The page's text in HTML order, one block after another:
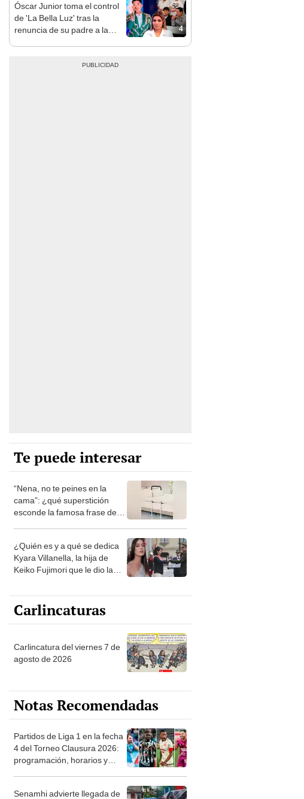
4
Óscar Junior toma el control
de 'La Bella Luz' tras la
renuncia de su padre a la
Te puede interesar
“Nena, no te peines en la
cama”: ¿qué superstición
esconde la famosa frase de
¿Quién es y a qué se dedica
Kyara Villanella, la hija de
Keiko Fujimori que le dio la
Carlincaturas
Carlincatura del viernes 7 de
agosto de 2026
Notas Recomendadas
Partidos de Liga 1 en la fecha
4 del Torneo Clausura 2026:
programación, horarios y
Senamhi advierte llegada de